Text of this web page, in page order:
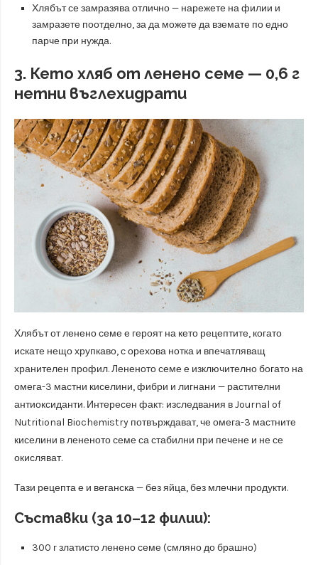
Хлябът се замразява отлично — нарежете на филии и
замразете поотделно, за да можете да вземате по едно
парче при нужда.
3. Кето хляб от ленено семе — 0,6 г
нетни въглехидрати
Хлябът от ленено семе е героят на кето рецептите, когато
искате нещо хрупкаво, с орехова нотка и впечатляващ
хранителен профил. Лененото семе е изключително богато на
омега-3 мастни киселини, фибри и лигнани — растителни
антиоксиданти. Интересен факт: изследвания в Journal of
Nutritional Biochemistry потвърждават, че омега-3 мастните
киселини в лененото семе са стабилни при печене и не се
окисляват.
Тази рецепта е и веганска — без яйца, без млечни продукти.
Съставки (за 10–12 филии):
300 г златисто ленено семе (смляно до брашно)